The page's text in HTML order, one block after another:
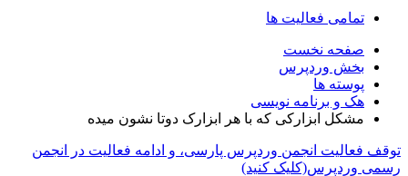
تمامی فعالیت ها
صفحه نخست
بخش وردپرس
پوسته ها
هک و برنامه نویسی
مشکل ابزارکی که با هر ابزارک دوتا نشون میده
توقف فعالیت انجمن وردپرس پارسی، و ادامه فعالیت در انجمن
رسمی وردپرس(کلیک کنید)